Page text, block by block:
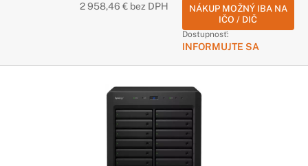
2 958,46 € bez DPH
NÁKUP MOŽNÝ IBA NA
IČO / DIČ
Dostupnosť:
INFORMUJTE SA